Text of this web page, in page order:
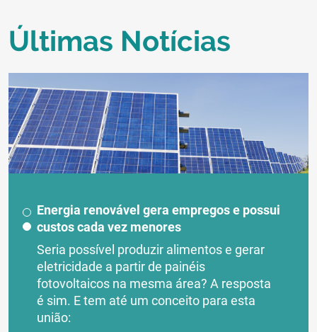
Últimas Notícias
Energia renovável gera empregos e possui
custos cada vez menores
Seria possível produzir alimentos e gerar
eletricidade a partir de painéis
fotovoltaicos na mesma área? A resposta
é sim. E tem até um conceito para esta
união: